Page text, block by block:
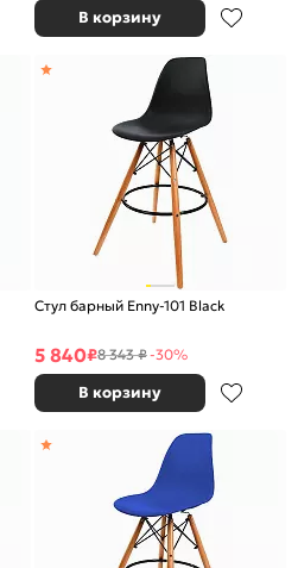
В корзину
Стул барный Enny-101 Black
5 840₽8 343 ₽-30%
В корзину